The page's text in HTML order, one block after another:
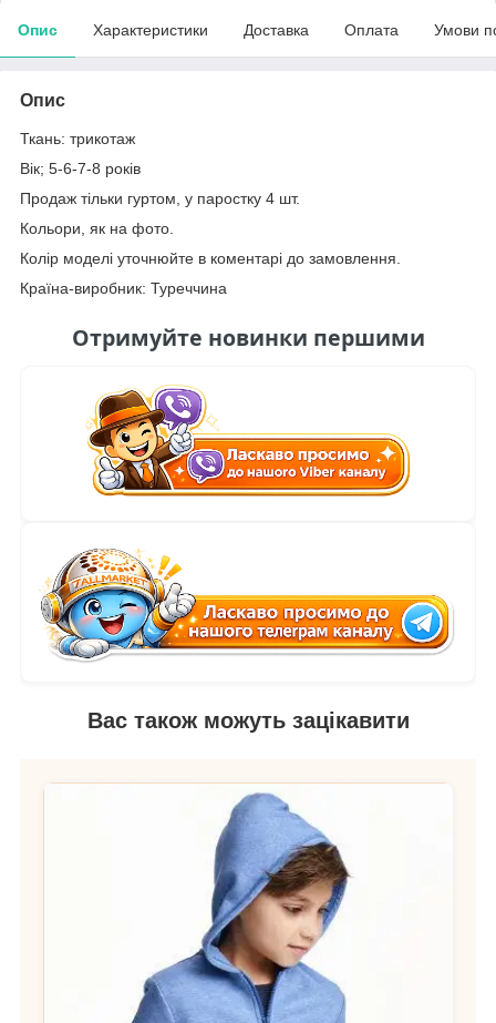
Опис Характеристики Доставка Оплата Умови
Опис
Ткань: трикотаж
Вік; 5-6-7-8 років
Продаж тільки гуртом, у паростку 4 шт.
Кольори, як на фото.
Колір моделі уточнюйте в коментарі до замовлення.
Країна-виробник: Туреччина
Отримуйте новинки першими
Вас також можуть зацікавити